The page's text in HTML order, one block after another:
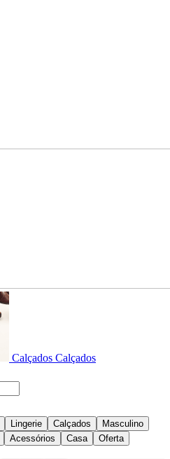
Calçados Calçados
Lingerie Calçados
Masculino
Acessórios Casa Oferta